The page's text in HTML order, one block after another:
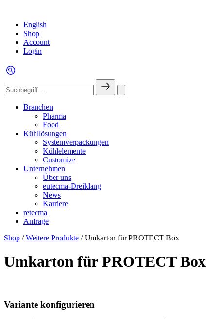
English
Shop
Account
Login
Branchen
Pharma
Food
Kühllösungen
Systemverpackungen
Kühlelemente
Customize
Unternehmen
Über uns
eutecma-Dreiklang
News
Karriere
retecma
Anfrage
Shop /Weitere Produkte / Umkarton für PROTECT Box
Umkarton für PROTECT Box
Variante konfigurieren